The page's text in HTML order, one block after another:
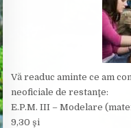
R
:
Vă readuc aminte ce am
neoficiale de restanţe:
E.P.M. III – Modelare
9,30 şi